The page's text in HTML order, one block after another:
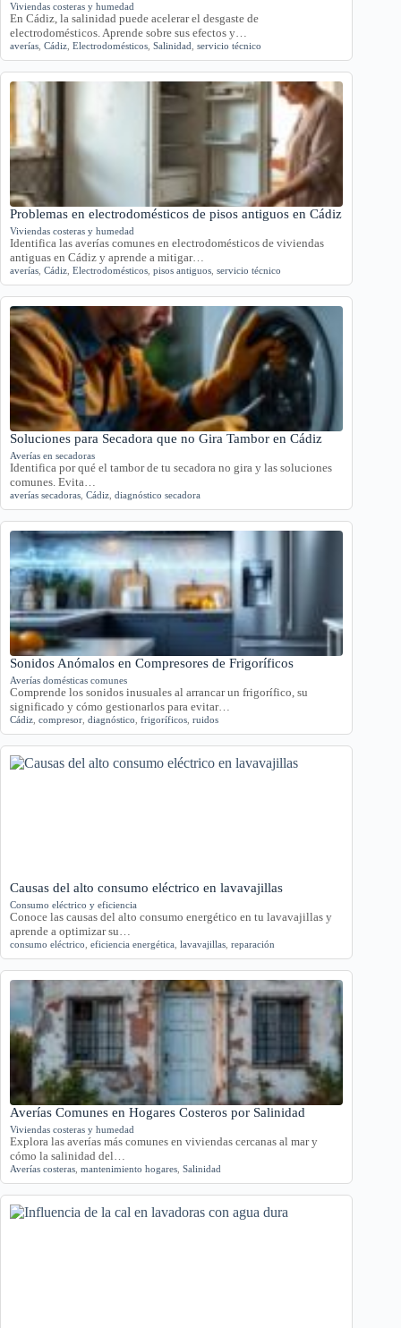
Viviendas costeras y humedad
En Cádiz, la salinidad puede acelerar el desgaste de
electrodomésticos. Aprende sobre sus efectos y…
averías Cádiz Electrodomésticos Salinidad servicio técnico
Problemas en electrodomésticos de pisos antiguos en Cádiz
Viviendas costeras y humedad
Identifica las averías comunes en electrodomésticos de viviendas
antiguas en Cádiz y aprende a mitigar…
averías Cádiz Electrodomésticos pisos antiguos servicio técnico
Soluciones para Secadora que no Gira Tambor en Cádiz
Averías en secadoras
Identifica por qué el tambor de tu secadora no gira y las soluciones
comunes. Evita…
averías secadoras Cádiz diagnóstico secadora
Sonidos Anómalos en Compresores de Frigoríficos
Averías domésticas comunes
Comprende los sonidos inusuales al arrancar un frigorífico, su
significado y cómo gestionarlos para evitar…
Cádiz compresor diagnóstico frigoríficos ruidos
Causas del alto consumo eléctrico en lavavajillas
Consumo eléctrico y eficiencia
Conoce las causas del alto consumo energético en tu lavavajillas y
aprende a optimizar su…
consumo eléctrico eficiencia energética lavavajillas reparación
Averías Comunes en Hogares Costeros por Salinidad
Viviendas costeras y humedad
Explora las averías más comunes en viviendas cercanas al mar y
cómo la salinidad del…
Averías costeras mantenimiento hogares Salinidad